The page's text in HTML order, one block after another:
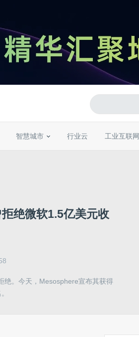
智慧城市 行业云 工业互联网
绝微软1.5亿美元收
绝。今天，Mesosphere宣布其获得